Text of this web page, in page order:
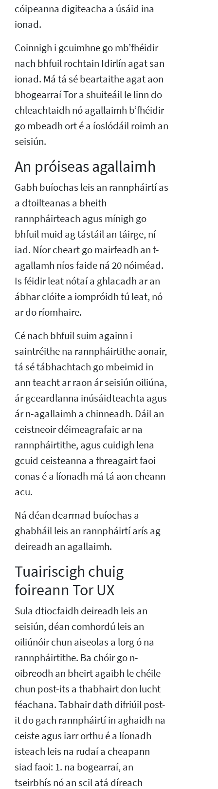
cóipeanna digiteacha a úsáid ina
ionad.
Coinnigh i gcuimhne go mb’fhéidir
nach bhfuil rochtain Idirlín agat san
ionad. Má tá sé beartaithe agat aon
bhogearraí Tor a shuiteáil le linn do
chleachtaidh nó agallaimh b’fhéidir
go mbeadh ort é a íoslódáil roimh an
seisiún.
An próiseas agallaimh
Gabh buíochas leis an rannpháirtí as
a dtoilteanas a bheith
rannpháirteach agus mínigh go
bhfuil muid ag tástáil an táirge, ní
iad. Níor cheart go mairfeadh an t-
agallamh níos faide ná 20 nóiméad.
Is féidir leat nótaí a ghlacadh ar an
ábhar clóite a iompróidh tú leat, nó
ar do ríomhaire.
Cé nach bhfuil suim againn i
saintréithe na rannpháirtithe aonair,
tá sé tábhachtach go mbeimid in
ann teacht ar raon ár seisiún oiliúna,
ár gceardlanna inúsáidteachta agus
ár n-agallaimh a chinneadh. Dáil an
ceistneoir déimeagrafaic ar na
rannpháirtithe, agus cuidigh lena
gcuid ceisteanna a fhreagairt faoi
conas é a líonadh má tá aon cheann
acu.
Ná déan dearmad buíochas a
ghabháil leis an rannpháirtí arís ag
deireadh an agallaimh.
Tuairiscigh chuig
foireann Tor UX
Sula dtiocfaidh deireadh leis an
seisiún, déan comhordú leis an
oiliúnóir chun aiseolas a lorg ó na
rannpháirtithe. Ba chóir go n-
oibreodh an bheirt agaibh le chéile
chun post-its a thabhairt don lucht
féachana. Tabhair dath difriúil post-
it do gach rannpháirtí in aghaidh na
ceiste agus iarr orthu é a líonadh
isteach leis na rudaí a cheapann
siad faoi: 1. na bogearraí, an
tseirbhís nó an scil atá díreach